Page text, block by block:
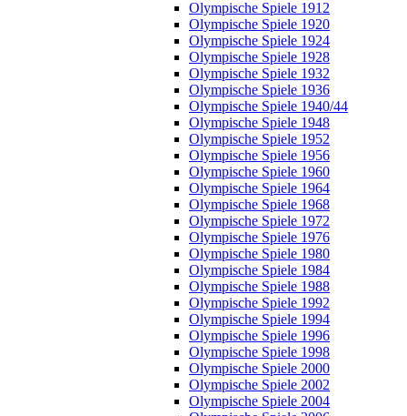
Olympische Spiele 1912
Olympische Spiele 1920
Olympische Spiele 1924
Olympische Spiele 1928
Olympische Spiele 1932
Olympische Spiele 1936
Olympische Spiele 1940/44
Olympische Spiele 1948
Olympische Spiele 1952
Olympische Spiele 1956
Olympische Spiele 1960
Olympische Spiele 1964
Olympische Spiele 1968
Olympische Spiele 1972
Olympische Spiele 1976
Olympische Spiele 1980
Olympische Spiele 1984
Olympische Spiele 1988
Olympische Spiele 1992
Olympische Spiele 1994
Olympische Spiele 1996
Olympische Spiele 1998
Olympische Spiele 2000
Olympische Spiele 2002
Olympische Spiele 2004